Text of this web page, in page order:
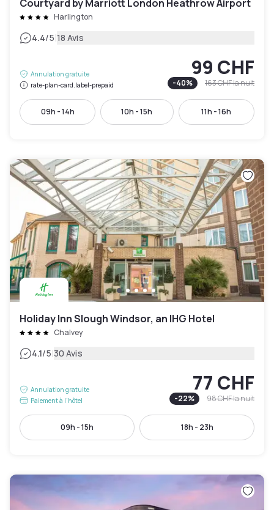
Courtyard by Marriott London Heathrow Airport
Harlington
4.4/5|18 Avis
Annulation gratuite
rate-plan-card.label-prepaid
99 CHF
-40% 163 CHFla nuit
09h - 14h 10h - 15h 11h - 16h
Holiday Inn Slough Windsor, an IHG Hotel
Chalvey
4.1/5|30 Avis
Annulation gratuite
Paiement à l'hôtel
77 CHF
-22% 98 CHFla nuit
09h - 15h 18h - 23h